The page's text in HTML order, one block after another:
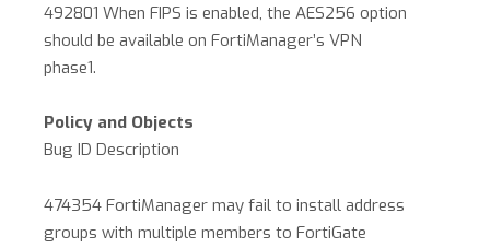
492801 When FIPS is enabled, the AES256 option
should be available on FortiManager’s VPN
phase1.
Policy and Objects
Bug ID Description
474354 FortiManager may fail to install address
groups with multiple members to FortiGate